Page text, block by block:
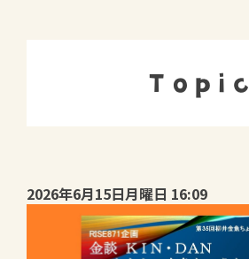
Topic
2026年6月15日月曜日 16:09